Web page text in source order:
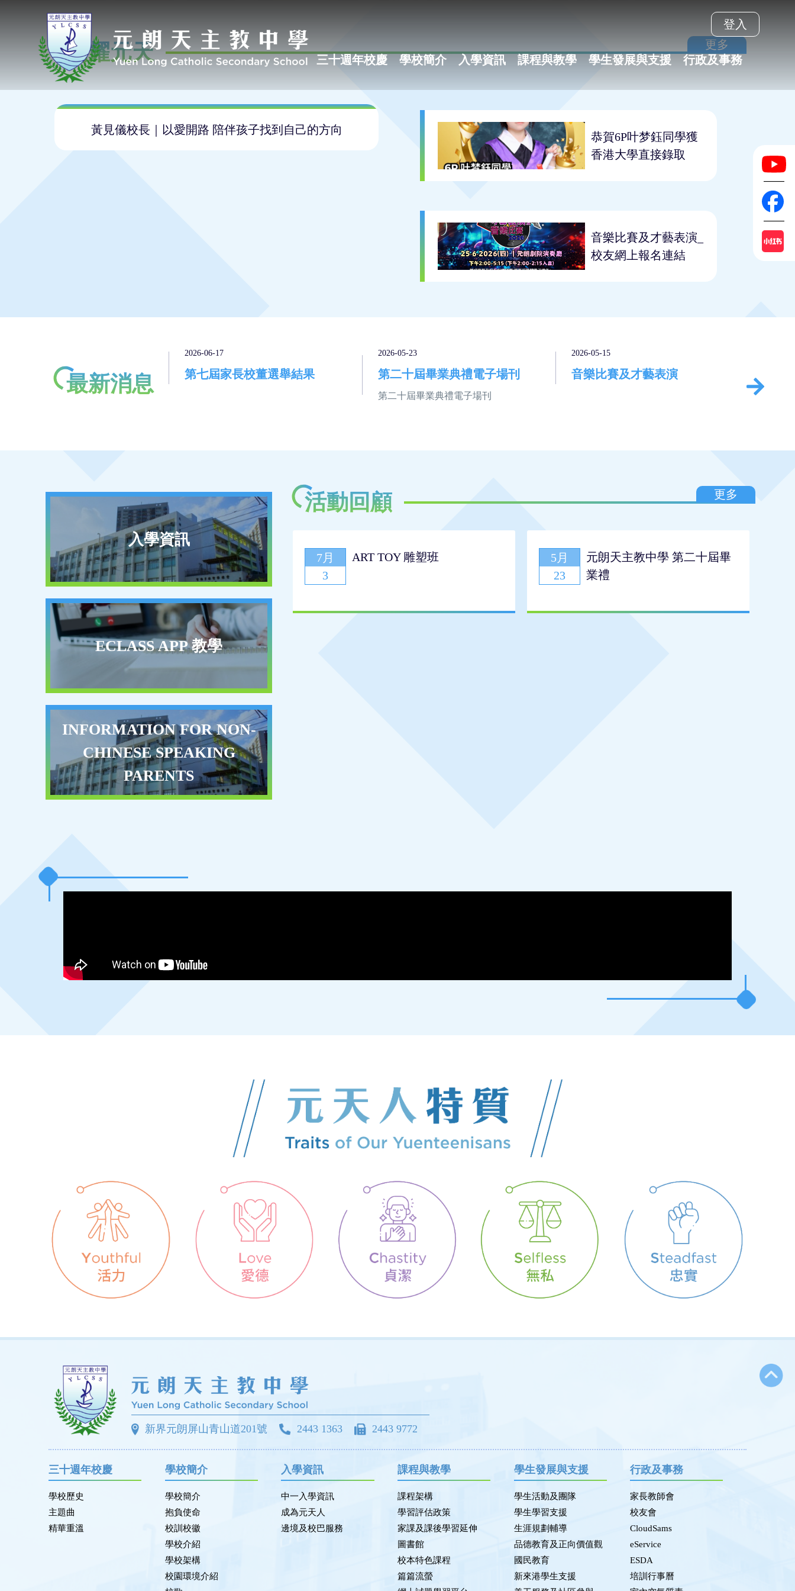
登入
三十週年校慶 學校簡介 入學資訊 課程與教學 學生發展與支援 行政及事務
閃耀元天 更多
黃見儀校長｜以愛開路 陪伴孩子找到自己的方向
恭賀6P叶梦鈺同學獲
香港大學直接錄取
音樂比賽及才藝表演_
校友網上報名連結
最新消息
煒強榮獲標語創作比賽亞軍
馬會節能減電學校計劃」 天主教
2026-06-17
第七屆家長校董選舉結果
2026-05-23
第二十屆畢業典禮電子場刊
第二十屆畢業典禮電子場刊
2026-05-15
音樂比賽及才藝表演
入學資訊
ECLASS APP 教學
INFORMATION FOR NON-
CHINESE SPEAKING
PARENTS
活動回顧 更多
3月
9
資源素養話劇
7月
3
ART TOY 雕塑班
5月
23
元朗天主教中學 第二十屆畢
業禮
新界元朗屏山青山道201號 2443 1363 2443 9772
三十週年校慶
學校歷史
主題曲
精華重溫
學校簡介
學校簡介
抱負使命
校訓校徽
學校介紹
學校架構
校園環境介紹
入學資訊
中一入學資訊
成為元天人
邊境及校巴服務
課程與教學
課程架構
學習評估政策
家課及課後學習延伸
圖書館
校本特色課程
篇篇流螢
學生發展與支援
學生活動及團隊
學生學習支援
生涯規劃輔導
品德教育及正向價值觀
國民教育
新來港學生支援
行政及事務
家長教師會
校友會
CloudSams
eService
ESDA
培訓行事曆